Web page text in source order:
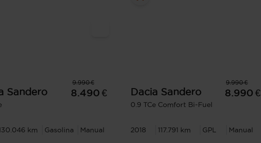
9.990 €
Sandero 8.490 €
km Gasolina Manual
9.990 €
Dacia Sandero
0.9 TCe Comfort Bi-Fuel
8.990 €
2018 117.791 km GPL Manual